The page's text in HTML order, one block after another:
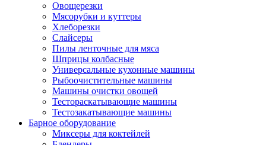
Овощерезки
Мясорубки и куттеры
Хлеборезки
Слайсеры
Пилы ленточные для мяса
Шприцы колбасные
Универсальные кухонные машины
Рыбоочистительные машины
Машины очистки овощей
Тестораскатывающие машины
Тестозакатывающие машины
Барное оборудование
Миксеры для коктейлей